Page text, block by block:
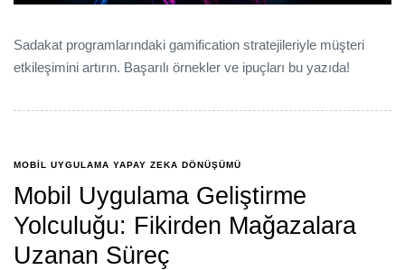
Sadakat programlarındaki gamification stratejileriyle müşteri
etkileşimini artırın. Başarılı örnekler ve ipuçları bu yazıda!
MOBIL UYGULAMA YAPAY ZEKA DÖNÜŞÜMÜ
Mobil Uygulama Geliştirme
Yolculuğu: Fikirden Mağazalara
Uzanan Süreç